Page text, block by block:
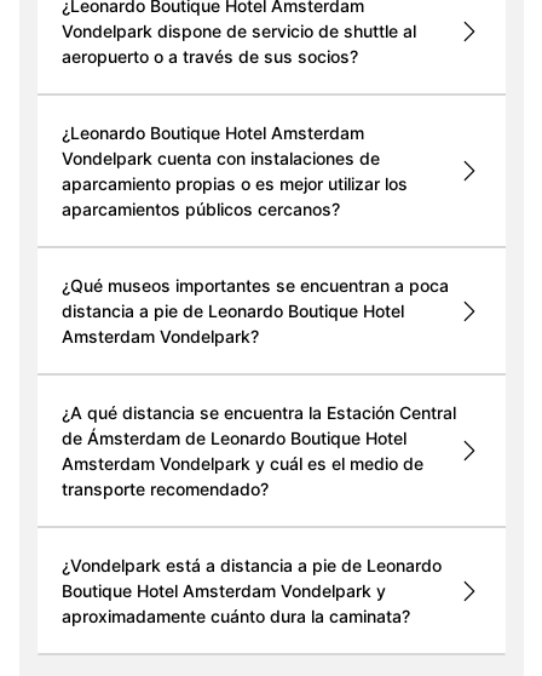
¿Leonardo Boutique Hotel Amsterdam
Vondelpark dispone de servicio de shuttle al
aeropuerto o a través de sus socios?
¿Leonardo Boutique Hotel Amsterdam
Vondelpark cuenta con instalaciones de
aparcamiento propias o es mejor utilizar los
aparcamientos públicos cercanos?
¿Qué museos importantes se encuentran a poca
distancia a pie de Leonardo Boutique Hotel
Amsterdam Vondelpark?
¿A qué distancia se encuentra la Estación Central
de Ámsterdam de Leonardo Boutique Hotel
Amsterdam Vondelpark y cuál es el medio de
transporte recomendado?
¿Vondelpark está a distancia a pie de Leonardo
Boutique Hotel Amsterdam Vondelpark y
aproximadamente cuánto dura la caminata?